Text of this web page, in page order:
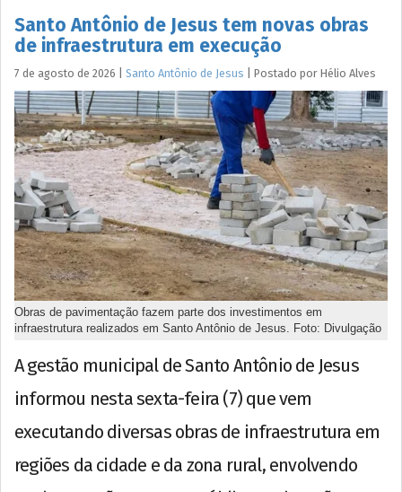
Santo Antônio de Jesus tem novas obras
de infraestrutura em execução
7 de agosto de 2026 Santo Antônio de Jesus Postado por Hélio Alves
Obras de pavimentação fazem parte dos investimentos em
infraestrutura realizados em Santo Antônio de Jesus. Foto: Divulgação
A gestão municipal de Santo Antônio de Jesus
informou nesta sexta-feira (7) que vem
executando diversas obras de infraestrutura em
regiões da cidade e da zona rural, envolvendo